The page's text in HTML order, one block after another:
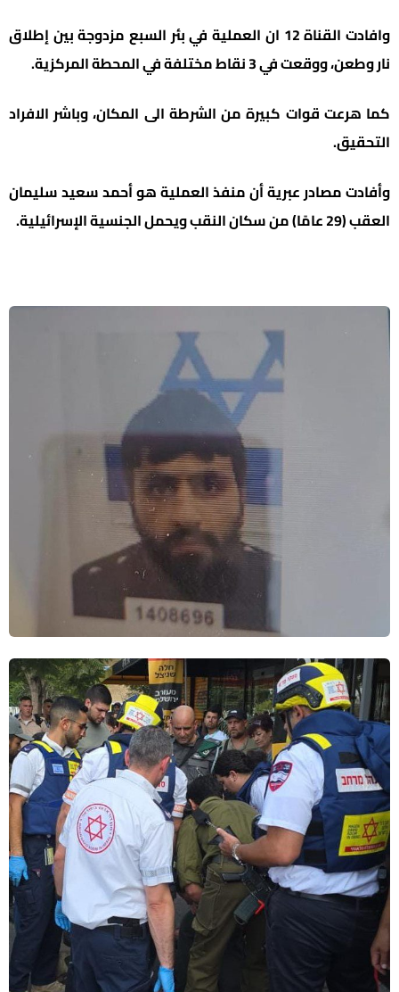
وافادت القناة 12 ان العملية في بئر السبع مزدوجة بين إطلاق
نار وطعن، ووقعت في 3 نقاط مختلفة في المحطة المركزية.
كما هرعت قوات كبيرة من الشرطة الى المكان، وباشر الافراد
التحقيق.
وأفادت مصادر عبرية أن منفذ العملية هو أحمد سعيد سليمان
العقب (29 عامًا) من سكان النقب ويحمل الجنسية الإسرائيلية.